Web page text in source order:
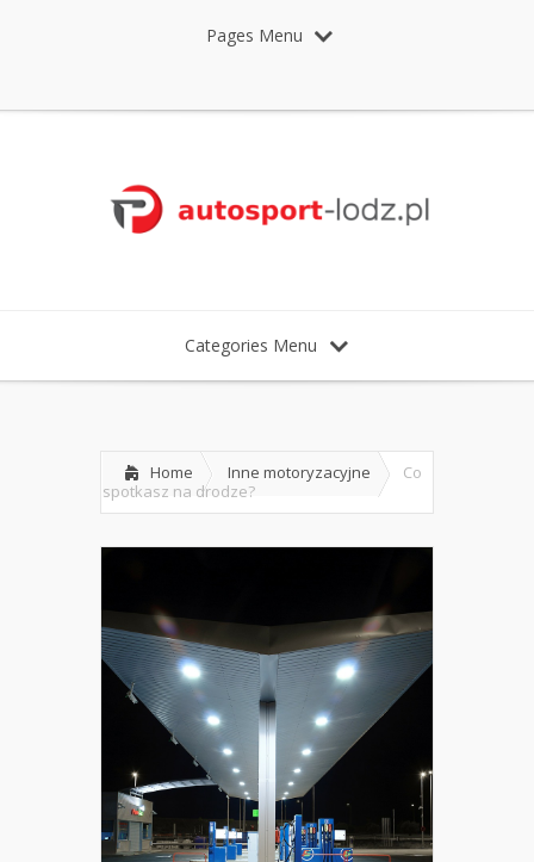
Pages Menu
Categories Menu
Home Inne motoryzacyjne
Co
spotkasz na drodze?